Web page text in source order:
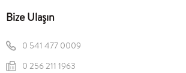
Bize Ulaşın
0 541 477 0009
0 256 211 1963